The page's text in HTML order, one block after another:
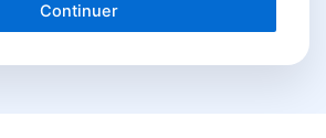
Continuer